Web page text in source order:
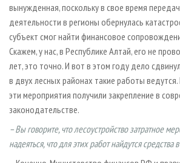
вынужденная, поскольку в свое время
деятельности в регионы обернулась
субъект смог найти финансовое
Скажем, у нас, в Республике Алтай, его не
лет, это точно. И вот в этом году дело
в двух лесных районах такие работы
эти мероприятия получили закрепление в
законодательстве.
– Вы говорите, что лесоустройство затратное
надеяться, что для этих работ найдутся